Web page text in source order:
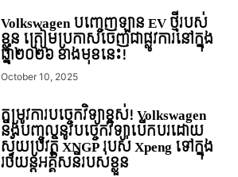
Volkswagen បញ្ចេញឡាន EV ថ្មីរបស់
ខ្លួន ត្រៀមប្រកាសចេញជាផ្លូវការនៅក្នុង
ឆ្នាំ២០២៦ ខាងមុខនេះ!
October 10, 2025
តម្រូវការបច្ចេកវិទ្យាខ្ពស់! Volkswagen
នឹងបញ្ចូលនូវបច្ចេកវិទ្យាបើកបរដោយ
ស្វ័យប្រវត្តិ XNGP របស់ Xpeng ទៅក្នុង
រថយន្តអគ្គិសនីរបស់ខ្លួន